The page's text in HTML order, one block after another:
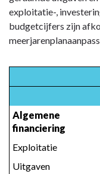
navigatie
Toelichting
uitgaven
functioneel
(schema
exploitatie-,
budgetcijfers zijn
Algemene
financiering
Exploitatie
Uitgaven